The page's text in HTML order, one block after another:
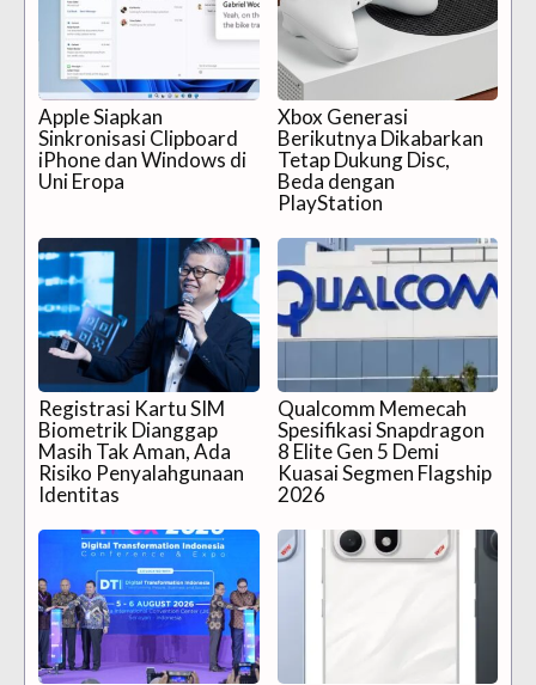
Apple Siapkan
Sinkronisasi Clipboard
iPhone dan Windows di
Uni Eropa
Xbox Generasi
Berikutnya Dikabarkan
Tetap Dukung Disc,
Beda dengan
PlayStation
Registrasi Kartu SIM
Biometrik Dianggap
Masih Tak Aman, Ada
Risiko Penyalahgunaan
Identitas
Qualcomm Memecah
Spesifikasi Snapdragon
8 Elite Gen 5 Demi
Kuasai Segmen Flagship
2026